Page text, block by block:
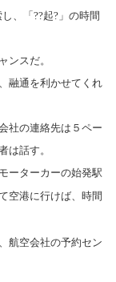
、「 ??起? 」の時間
ンスだ。
融通を利かせてくれ
社の連絡先は５ペー
は話す。
ーターカーの始発駅
空港に行けば、時間
航空会社の予約セン